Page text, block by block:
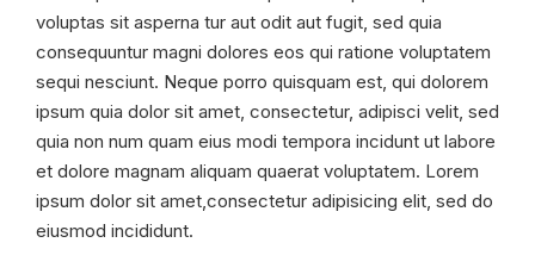
voluptas sit asperna tur aut odit aut fugit, sed quia
consequuntur magni dolores eos qui ratione voluptatem
sequi nesciunt. Neque porro quisquam est, qui dolorem
ipsum quia dolor sit amet, consectetur, adipisci velit, sed
quia non num quam eius modi tempora incidunt ut labore
et dolore magnam aliquam quaerat voluptatem. Lorem
ipsum dolor sit amet,consectetur adipisicing elit, sed do
eiusmod incididunt.